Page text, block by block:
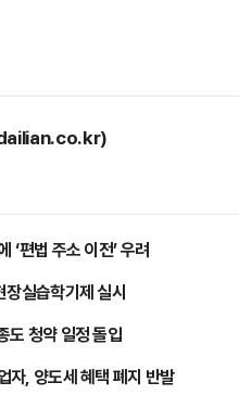
편법 주소 이전’ 우려
실습학기제 실시
청약 일정 돌입
자, 양도세 혜택 폐지 반발